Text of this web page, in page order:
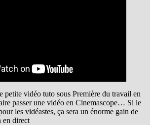
petite vidéo tuto sous Première du travail en
passer une vidéo en Cinemascope… Si le
les vidéastes, ça sera un énorme gain de
en direct